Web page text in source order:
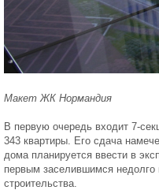
Макет ЖК Нормандия
В первую очередь входит 7-
343 квартиры. Его сдача
дома планируется ввести в
первым заселившимся недолго
строительства.